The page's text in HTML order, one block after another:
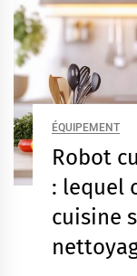
ÉQUIPEMENT
Robot
: lequel
cuisine